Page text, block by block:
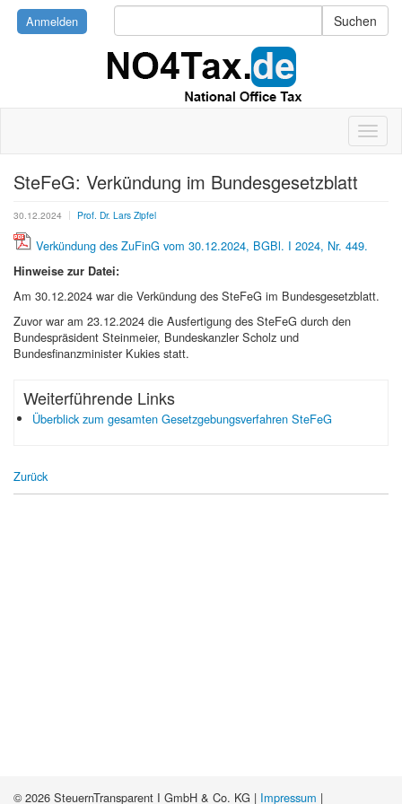
Anmelden
SteFeG: Verkündung im Bundesgesetzblatt
30.12.2024 Prof. Dr. Lars Zipfel
Verkündung des ZuFinG vom 30.12.2024, BGBl. I 2024, Nr. 449.
Hinweise zur Datei:
Am 30.12.2024 war die Verkündung des SteFeG im Bundesgesetzblatt.
Zuvor war am 23.12.2024 die Ausfertigung des SteFeG durch den
Bundespräsident Steinmeier, Bundeskanzler Scholz und
Bundesfinanzminister Kukies statt.
Weiterführende Links
Überblick zum gesamten Gesetzgebungsverfahren SteFeG
Zurück
© 2026 SteuernTransparent I GmbH & Co. KG | Impressum |